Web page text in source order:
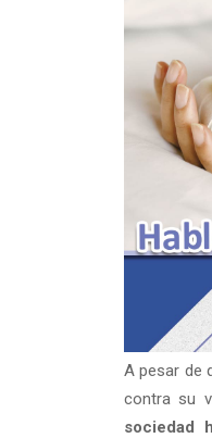
A pesar de
contra su
sociedad